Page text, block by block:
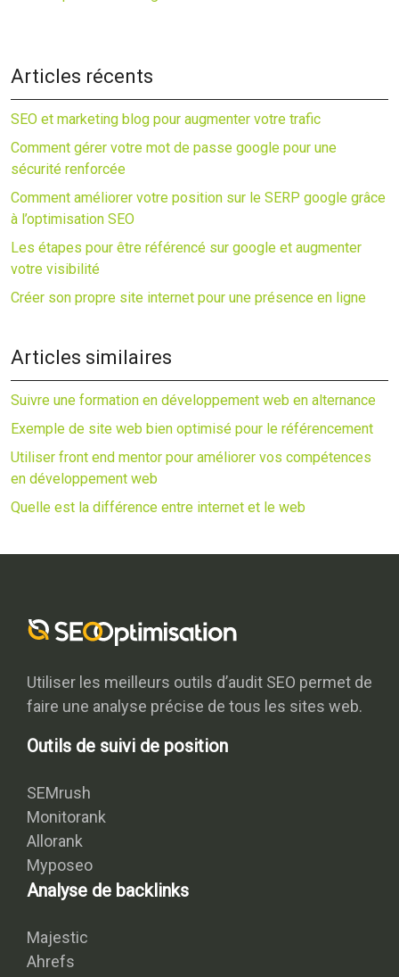
Articles récents
SEO et marketing blog pour augmenter votre trafic
Comment gérer votre mot de passe google pour une
sécurité renforcée
Comment améliorer votre position sur le SERP google grâce
à l’optimisation SEO
Les étapes pour être référencé sur google et augmenter
votre visibilité
Créer son propre site internet pour une présence en ligne
Articles similaires
Suivre une formation en développement web en alternance
Exemple de site web bien optimisé pour le référencement
Utiliser front end mentor pour améliorer vos compétences
en développement web
Quelle est la différence entre internet et le web
Utiliser les meilleurs outils d’audit SEO permet de
faire une analyse précise de tous les sites web.
Outils de suivi de position
SEMrush
Monitorank
Allorank
Myposeo
Analyse de backlinks
Majestic
Ahrefs